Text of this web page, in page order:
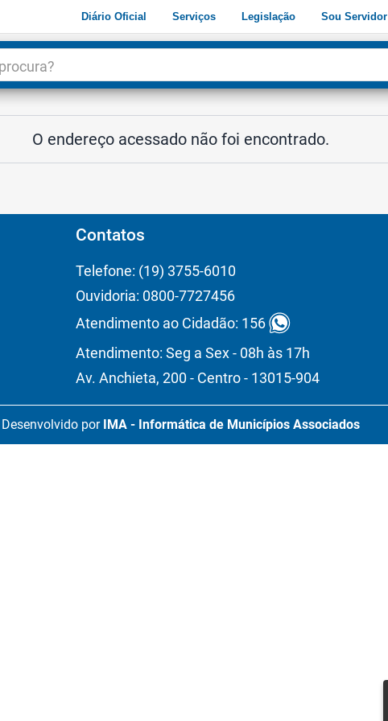
Diário Oficial Serviços Legislação Sou Servidor
O endereço acessado não foi encontrado.
Contatos
Telefone: (19) 3755-6010
Ouvidoria: 0800-7727456
Atendimento ao Cidadão: 156
Atendimento: Seg a Sex - 08h às 17h
Av. Anchieta, 200 - Centro - 13015-904
Desenvolvido por IMA - Informática de Municípios Associados